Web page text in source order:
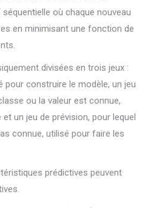
où chaque nouveau
en minimisant une fonction de
divisées en trois jeux :
pour construire le modèle, un jeu
ou la valeur est connue,
un jeu de prévision, pour lequel
connue, utilisé pour faire les
prédictives peuvent